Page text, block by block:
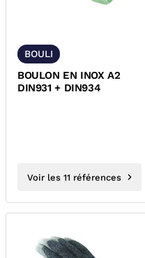
BOULI
BOULON EN INOX A2
DIN931 + DIN934
Voir les 11 références